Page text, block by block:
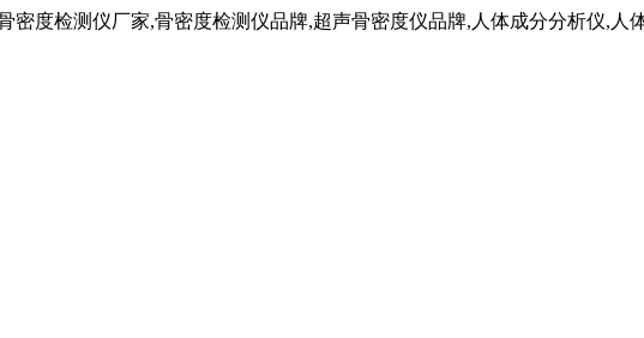
密度检测仪厂家,骨密度检测仪品牌,超声骨密度仪品牌,人体成分分析仪,人